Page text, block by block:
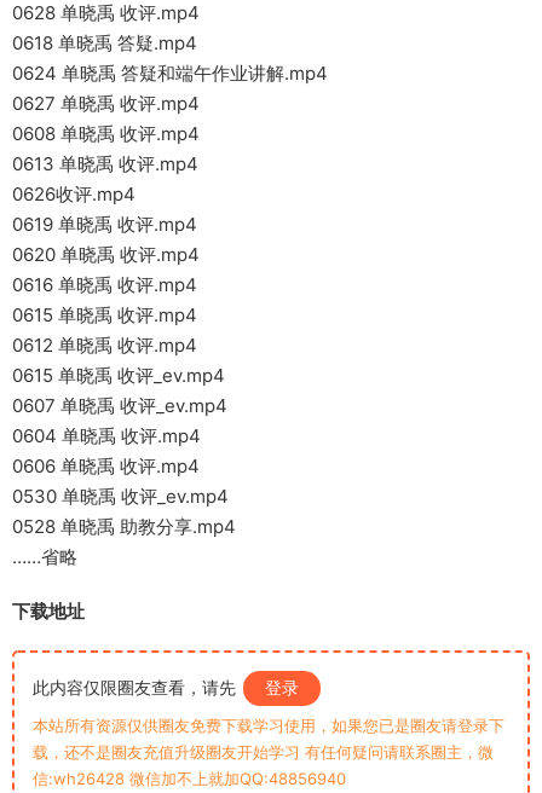
0628 单晓禹 收评.mp4
0618 单晓禹 答疑.mp4
0624 单晓禹 答疑和端午作业讲解.mp4
0627 单晓禹 收评.mp4
0608 单晓禹 收评.mp4
0613 单晓禹 收评.mp4
0626收评.mp4
0619 单晓禹 收评.mp4
0620 单晓禹 收评.mp4
0616 单晓禹 收评.mp4
0615 单晓禹 收评.mp4
0612 单晓禹 收评.mp4
0615 单晓禹 收评_ev.mp4
0607 单晓禹 收评_ev.mp4
0604 单晓禹 收评.mp4
0606 单晓禹 收评.mp4
0530 单晓禹 收评_ev.mp4
0528 单晓禹 助教分享.mp4
……省略
下载地址
此内容仅限圈友查看，请先 登录
本站所有资源仅供圈友免费下载学习使用，如果您已是圈友请登录下
载，还不是圈友充值升级圈友开始学习 有任何疑问请联系圈主，微
信:wh26428 微信加不上就加QQ:48856940